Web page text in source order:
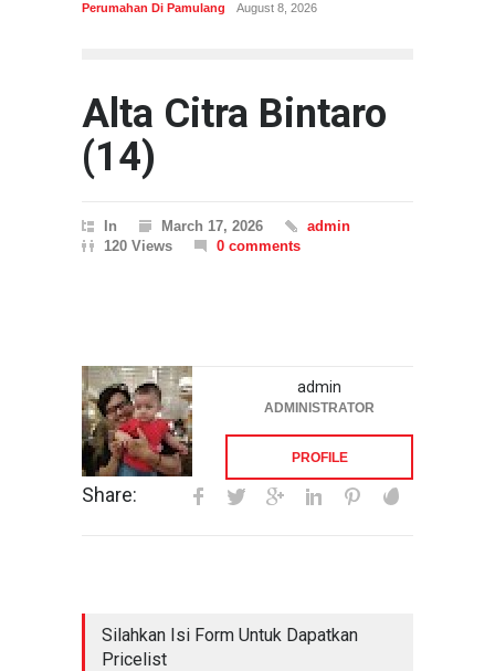
Perumahan Di Pamulang August 8, 2026
Alta Citra Bintaro
(14)
In March 17, 2026
admin
120 Views
0 comments
admin
ADMINISTRATOR
PROFILE
Share:
Silahkan Isi Form Untuk Dapatkan
Pricelist